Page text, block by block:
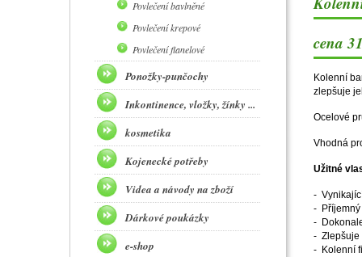
cena
Kolenní
zlepšuje
Ocelové
Vhodná
Užitné
-
- Příjemný
-
- Zlepšuje
- Kolenní
Povlečení bavlněné
Povlečení krepové
Povlečení flanelové
Ponožky-punčochy
Inkontinence, vložky, žínky ...
kosmetika
Kojenecké potřeby
Videa a návody na zboží
Dárkové poukázky
e-shop